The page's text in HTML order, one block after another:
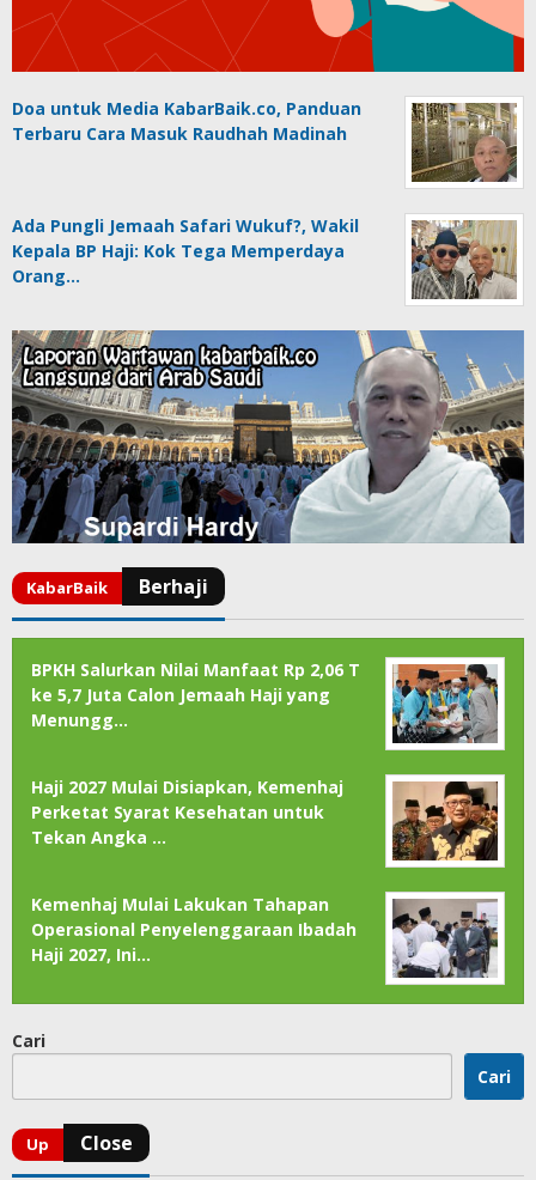
Doa untuk Media KabarBaik.co, Panduan
Terbaru Cara Masuk Raudhah Madinah
Ada Pungli Jemaah Safari Wukuf?, Wakil
Kepala BP Haji: Kok Tega Memperdaya
Orang…
BPKH Salurkan Nilai Manfaat Rp 2,06 T
ke 5,7 Juta Calon Jemaah Haji yang
Menungg…
Haji 2027 Mulai Disiapkan, Kemenhaj
Perketat Syarat Kesehatan untuk
Tekan Angka …
Kemenhaj Mulai Lakukan Tahapan
Operasional Penyelenggaraan Ibadah
Haji 2027, Ini…
Cari
Cari